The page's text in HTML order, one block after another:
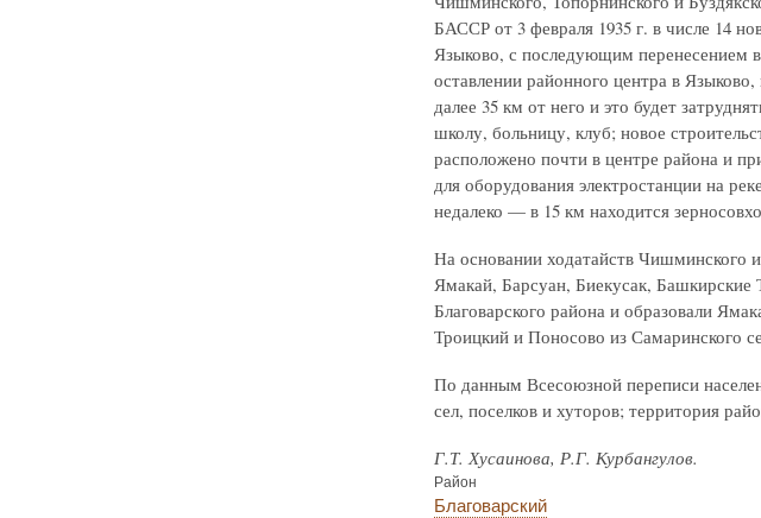
БАССР от 3 февраля 1935 г. в числе 14
Языково, с последующим перенесением
оставлении районного центра в
далее 35 км от него и это будет
школу, больницу, клуб; новое
расположено почти в центре района и
для оборудования электростанции на
недалеко — в 15 км находится
На основании ходатайств Чишминского
Ямакай, Барсуан, Биекусак,
Благоварского района и образовали
Троицкий и Поносово из Самаринского
По данным Всесоюзной переписи
сел, поселков и хуторов; территория
Г.Т. Хусаинова, Р.Г. Курбангулов.
Район
Благоварский